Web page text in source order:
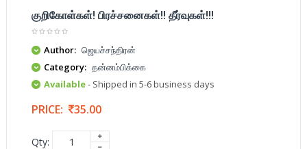
குறிகோள்கள்! பிரச்சனைகள்!! தீர்வுகள்!!!
Author: ஜெயச்சந்திரன்
Category: தன்னம்பிக்கை
Available- Shipped in 5-6 business days
PRICE: 35.00
Qty: